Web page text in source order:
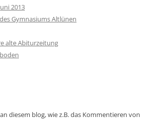
2013
Gymnasiums Altlünen
alte Abiturzeitung
diesem blog, wie z.B. das Kommentieren von